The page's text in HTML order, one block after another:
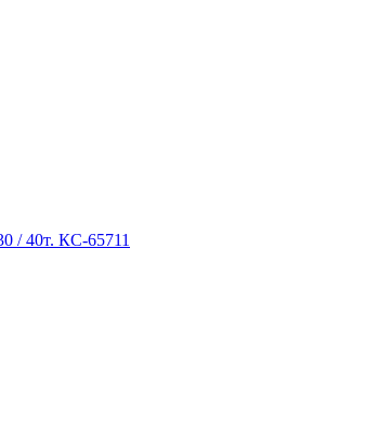
/ 40т. КС-65711